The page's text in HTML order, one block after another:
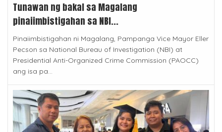
Tunawan ng bakal sa Magalang
pinaiimbistigahan sa NBI...
Pinaiimbistigahan ni Magalang, Pampanga Vice Mayor Eller
Pecson sa National Bureau of Investigation (NBI) at
Presidential Anti-Organized Crime Commission (PAOCC)
ang isa pa...